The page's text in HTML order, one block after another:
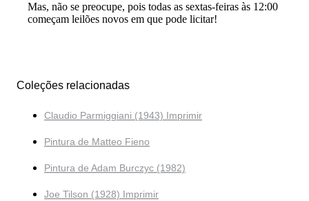
Mas, não se preocupe, pois todas as sextas-feiras às 12:00
começam leilões novos em que pode licitar!
Coleções relacionadas
Claudio Parmiggiani (1943) Imprimir
Pintura de Matteo Fieno
Pintura de Adam Burczyc (1982)
Joe Tilson (1928) Imprimir